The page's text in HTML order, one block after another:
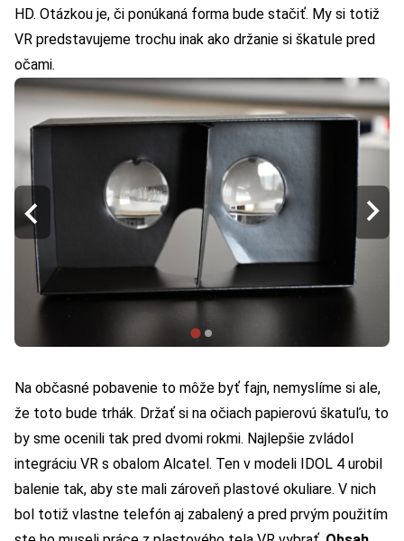
HD. Otázkou je, či ponúkaná forma bude stačiť. My si totiž
VR predstavujeme trochu inak ako držanie si škatule pred
očami.
Na občasné pobavenie to môže byť fajn, nemyslíme si ale,
že toto bude trhák. Držať si na očiach papierovú škatuľu, to
by sme ocenili tak pred dvomi rokmi. Najlepšie zvládol
integráciu VR s obalom Alcatel. Ten v modeli IDOL 4 urobil
balenie tak, aby ste mali zároveň plastové okuliare. V nich
bol totiž vlastne telefón aj zabalený a pred prvým použitím